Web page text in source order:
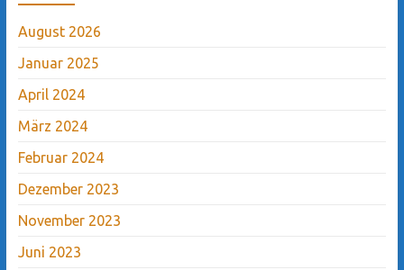
August 2026
Januar 2025
April 2024
März 2024
Februar 2024
Dezember 2023
November 2023
Juni 2023